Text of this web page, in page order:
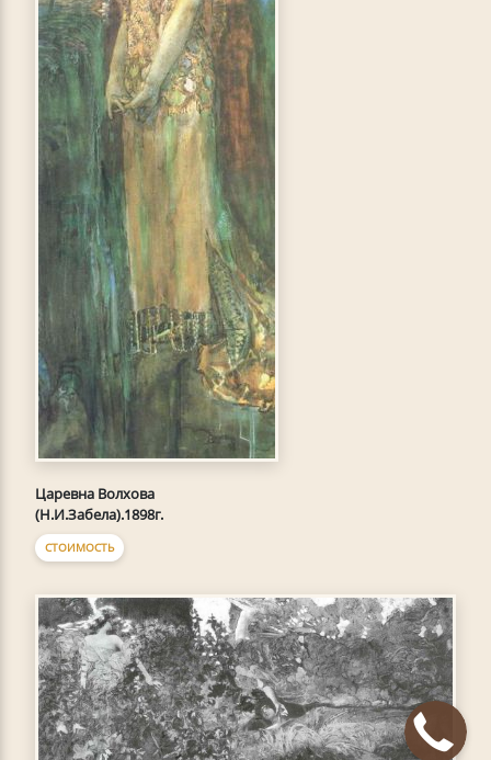
Царевна Волхова
(Н.И.Забела).1898г.
СТОИМОСТЬ